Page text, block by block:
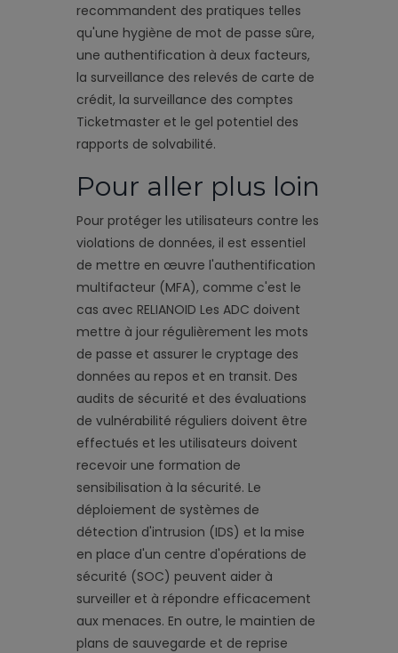
recommandent des pratiques telles
qu'une hygiène de mot de passe sûre,
une authentification à deux facteurs,
la surveillance des relevés de carte de
crédit, la surveillance des comptes
Ticketmaster et le gel potentiel des
rapports de solvabilité.
Pour aller plus loin
Pour protéger les utilisateurs contre les
violations de données, il est essentiel
de mettre en œuvre l'authentification
multifacteur (MFA), comme c'est le
cas avec RELIANOID Les ADC doivent
mettre à jour régulièrement les mots
de passe et assurer le cryptage des
données au repos et en transit. Des
audits de sécurité et des évaluations
de vulnérabilité réguliers doivent être
effectués et les utilisateurs doivent
recevoir une formation de
sensibilisation à la sécurité. Le
déploiement de systèmes de
détection d'intrusion (IDS) et la mise
en place d'un centre d'opérations de
sécurité (SOC) peuvent aider à
surveiller et à répondre efficacement
aux menaces. En outre, le maintien de
plans de sauvegarde et de reprise